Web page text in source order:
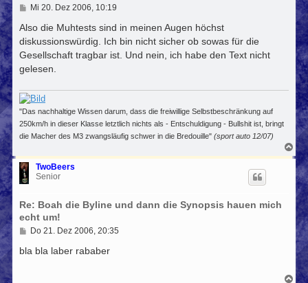
B
i
r
a
g
Mi 20. Dez 2006, 10:19
Also die Muhtests sind in meinen Augen höchst
diskussionswürdig. Ich bin nicht sicher ob sowas für die
Gesellschaft tragbar ist. Und nein, ich habe den Text nicht
gelesen.
"Das nachhaltige Wissen darum, dass die freiwillige Selbstbeschränkung auf
250km/h in dieser Klasse letztlich nichts als - Entschuldigung - Bullshit ist, bringt
die Macher des M3 zwangsläufig schwer in die Bredouille" (sport auto 12/07)
N
a
c
h
o
b
e
n
TwoBeers
Senior
Re: Boah die Byline und dann die Synopsis hauen mich
echt um!
B
i
Do 21. Dez 2006, 20:35
bla bla laber rababer
N